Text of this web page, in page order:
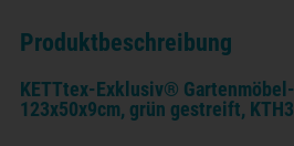
Produktbeschreibung
KETTtex-Exklusiv® Gartenmöbel-
123x50x9cm, grün gestreift, KTH3